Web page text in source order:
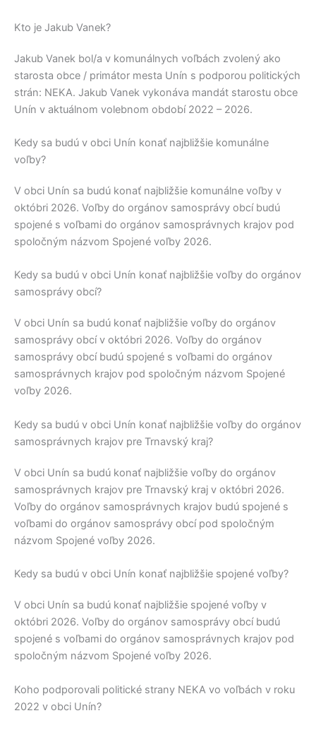
Kto je Jakub Vanek?
Jakub Vanek bol/a v komunálnych voľbách zvolený ako
starosta obce / primátor mesta Unín s podporou politických
strán: NEKA. Jakub Vanek vykonáva mandát starostu obce
Unín v aktuálnom volebnom období 2022 – 2026.
Kedy sa budú v obci Unín konať najbližšie komunálne
voľby?
V obci Unín sa budú konať najbližšie komunálne voľby v
októbri 2026. Voľby do orgánov samosprávy obcí budú
spojené s voľbami do orgánov samosprávnych krajov pod
spoločným názvom Spojené voľby 2026.
Kedy sa budú v obci Unín konať najbližšie voľby do orgánov
samosprávy obcí?
V obci Unín sa budú konať najbližšie voľby do orgánov
samosprávy obcí v októbri 2026. Voľby do orgánov
samosprávy obcí budú spojené s voľbami do orgánov
samosprávnych krajov pod spoločným názvom Spojené
voľby 2026.
Kedy sa budú v obci Unín konať najbližšie voľby do orgánov
samosprávnych krajov pre Trnavský kraj?
V obci Unín sa budú konať najbližšie voľby do orgánov
samosprávnych krajov pre Trnavský kraj v októbri 2026.
Voľby do orgánov samosprávnych krajov budú spojené s
voľbami do orgánov samosprávy obcí pod spoločným
názvom Spojené voľby 2026.
Kedy sa budú v obci Unín konať najbližšie spojené voľby?
V obci Unín sa budú konať najbližšie spojené voľby v
októbri 2026. Voľby do orgánov samosprávy obcí budú
spojené s voľbami do orgánov samosprávnych krajov pod
spoločným názvom Spojené voľby 2026.
Koho podporovali politické strany NEKA vo voľbách v roku
2022 v obci Unín?